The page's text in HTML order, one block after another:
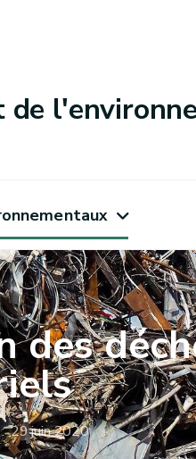
de
des
29 juin 2020